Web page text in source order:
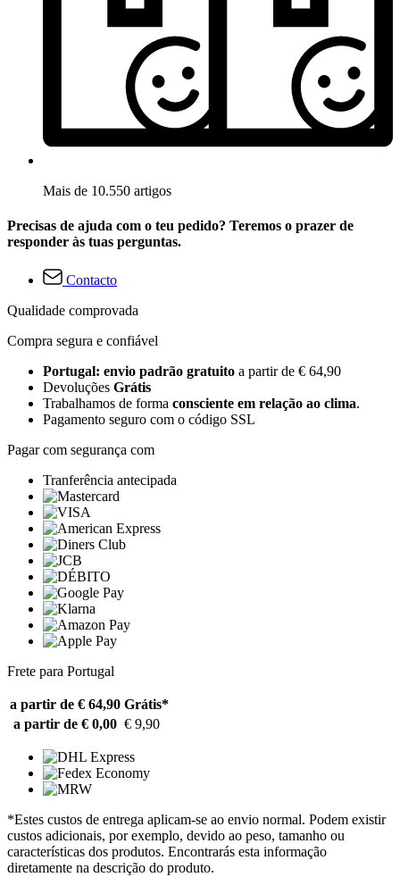
Mais de 10.550 artigos
Precisas de ajuda com o teu pedido? Teremos o prazer de
responder às tuas perguntas.
Contacto
Qualidade comprovada
Compra segura e confiável
Portugal: envio padrão gratuito a partir de € 64,90
Devoluções Grátis
Trabalhamos de forma consciente em relação ao clima.
Pagamento seguro com o código SSL
Pagar com segurança com
Tranferência antecipada
Frete para Portugal
a partir de € 64,90 Grátis*
a partir de € 0,00 € 9,90
*Estes custos de entrega aplicam-se ao envio normal. Podem existir
custos adicionais, por exemplo, devido ao peso, tamanho ou
características dos produtos. Encontrarás esta informação
diretamente na descrição do produto.